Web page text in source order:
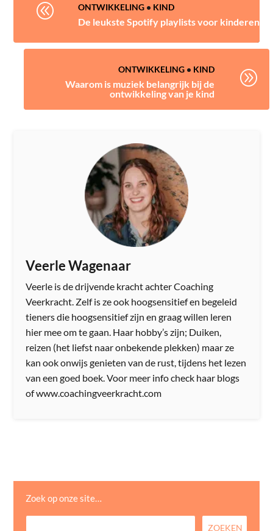
@ ONTWIKKELING• KIND
De leukste Spotify playlists voor kinderen
ONTWIKKELING• KIND
Waarom is muziek belangrijk bij de
ontwikkeling van je kind
A
Veerle Wagenaar
Veerle is de drijvende kracht achter Coaching
Veerkracht. Zelf is ze ook hoogsensitief en begeleid
tieners die hoogsensitief zijn en graag willen leren
hier mee om te gaan. Haar hobby’s zijn; Duiken,
reizen (het liefst naar onbekende plekken) maar ze
kan ook onwijs genieten van de rust, tijdens het lezen
van een goed boek. Voor meer info check haar blogs
of www.coachingveerkracht.com
Zoek op onze site…